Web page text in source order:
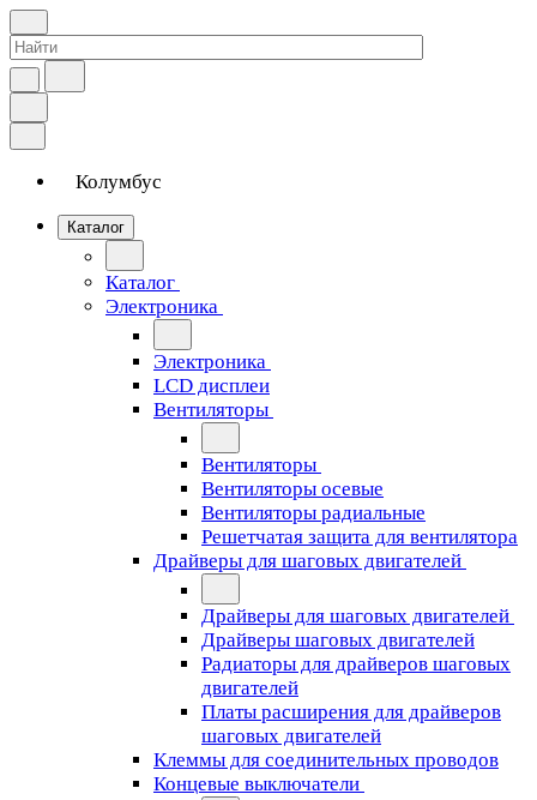
Колумбус
Каталог
Каталог
Электроника
Электроника
LCD дисплеи
Вентиляторы
Вентиляторы
Вентиляторы осевые
Вентиляторы радиальные
Решетчатая защита для вентилятора
Драйверы для шаговых двигателей
Драйверы для шаговых двигателей
Драйверы шаговых двигателей
Радиаторы для драйверов шаговых
двигателей
Платы расширения для драйверов
шаговых двигателей
Клеммы для соединительных проводов
Концевые выключатели